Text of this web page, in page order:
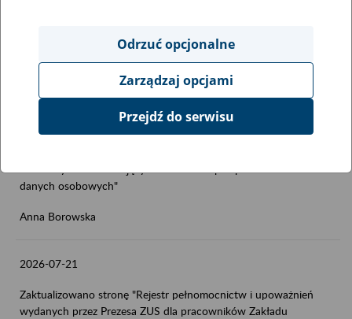
2026-07-27
Zaktualizowano stronę "Informacja o wykonaniu przez ZUS
danych osobowych"
Anna Borowska
2026-07-21
Zaktualizowano stronę "Rejestr pełnomocnictw i upoważnień
wydanych przez Prezesa ZUS dla pracowników Zakładu
Odrzuć opcjonalne
Zarządzaj opcjami
Przejdź do serwisu